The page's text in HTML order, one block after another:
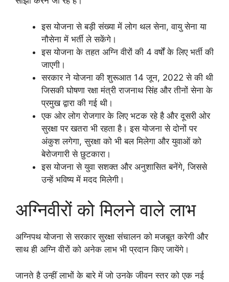
इस योजना से बड़ी संख्या में लोग थल सेना, वायु सेना या
नौसेना में भर्ती ले सकेंगे।
इस योजना के तहत अग्नि वीरों की 4 वर्षों के लिए भर्ती की
जाएगी।
सरकार ने योजना की शुरूआत 14 जून, 2022 से की थी
जिसकी घोषणा रक्षा मंत्री राजनाथ सिंह और तीनों सेना के
प्रमुख द्वारा की गई थी।
एक ओर लोग रोजगार के लिए भटक रहे है और दूसरी ओर
सुरक्षा पर खतरा भी रहता है। इस योजना से दोनों पर
अंकुश लगेगा, सुरक्षा को भी बल मिलेगा और युवाओं को
बेरोजगारी से छुटकारा।
इस योजना से युवा सशक्त और अनुशासित बनेंगे, जिससे
उन्हें भविष्य में मदद मिलेगी।
अग्निवीरों को मिलने वाले लाभ
अग्निपथ योजना से सरकार सुरक्षा संचालन को मजबूत करेगी और
साथ ही अग्नि वीरों को अनेक लाभ भी प्रदान किए जायेंगे।
जानते है उन्हीं लाभों के बारे में जो उनके जीवन स्तर को एक नई